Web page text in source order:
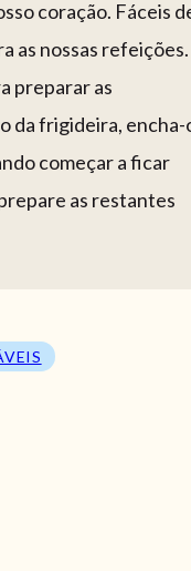
coração. Fáceis
as nossas refeições.
preparar as
da frigideira, encha-
começar a ficar
as restantes